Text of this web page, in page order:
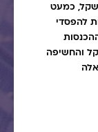
נקי של 17.1 מיליון שקל, כמעט
להפסדי
סוף 2025, אבל ההכנסות
מיליארד שקל והחשיפה